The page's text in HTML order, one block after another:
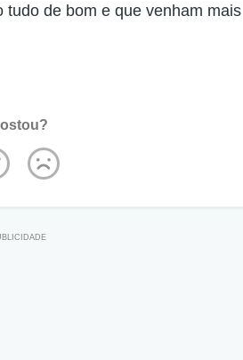
de bom e que venham mais